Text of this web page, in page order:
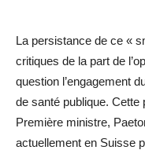
La persistance de ce «
critiques de la part de
question l’engagement
de santé publique. Cette
Première ministre,
actuellement en Suisse